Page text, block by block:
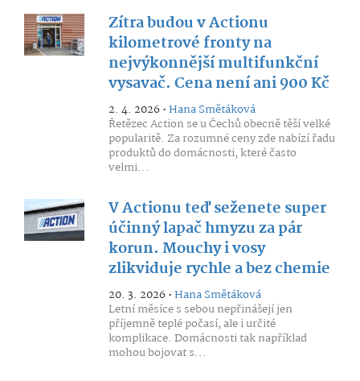
Zítra budou v Actionu
kilometrové fronty na
nejvýkonnější multifunkční
vysavač. Cena není ani 900 Kč
2. 4. 2026 •Hana Smětáková
Řetězec Action se u Čechů obecně těší velké
popularitě. Za rozumné ceny zde nabízí řadu
produktů do domácnosti, které často
velmi...
V Actionu teď seženete super
účinný lapač hmyzu za pár
korun. Mouchy i vosy
zlikviduje rychle a bez chemie
20. 3. 2026 •Hana Smětáková
Letní měsíce s sebou nepřinášejí jen
příjemně teplé počasí, ale i určité
komplikace. Domácnosti tak například
mohou bojovat s...